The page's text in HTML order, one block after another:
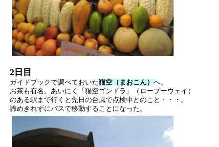
2日目
ガイドブックで調べておいた猫空（まおこん） へ。
お茶も有名。あいにく「猫空ゴンドラ」（ロープーウェイ）
のある駅まで行くと先日の台風で点検中とのこと・・・。
諦めきれずにバスで移動することになった。